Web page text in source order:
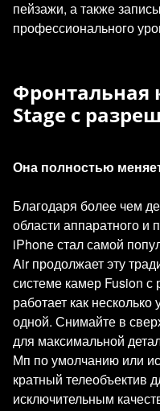
пейзажи, а также
профессионального
Фронтальная
Stage с
Она полностью
Благодаря более чем
области аппаратного и
iPhone стал самой
Air продолжает эту
системе камер Fusion
работает как
одной. Снимайте в
для максимальной
Мп по умолчанию или
кратный телеобъектив
исключительным